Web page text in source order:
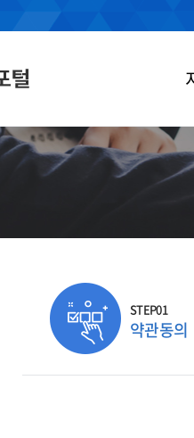
STEP01
약관동의